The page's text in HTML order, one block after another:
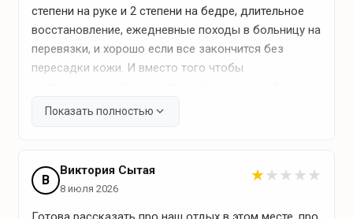
Зоны отдыха
садовая мебель
Банные удобства
степени на руке и 2 степени на бедре, длительное
восстановление, ежедневные походы в больницу на
перевязки, и хорошо если все закончится без
пересадки кожи. И вместо того чтобы
кататься ночью по больнице. Дети в бане-но мне
прочувствовать эту боль.
Территория не кошенная, мы приехали около 20
Показать полностью
В
Виктория Сытая
8 июля 2026
★★★★★